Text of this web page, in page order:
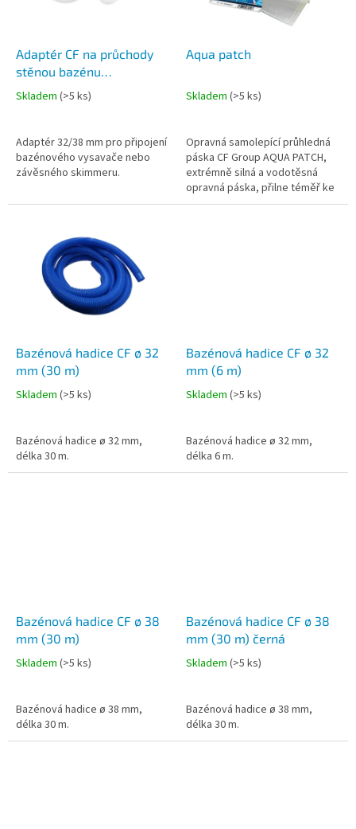
Adaptér CF na průchody
stěnou bazénu
QUICK/FRAME
Skladem (>5 ks)
Adaptér 32/38 mm pro připojení
bazénového vysavače nebo
závěsného skimmeru.
Aqua patch
Skladem (>5 ks)
Opravná samolepící průhledná
páska CF Group AQUA PATCH,
extrémně silná a vodotěsná
opravná páska, přilne téměř ke
všem materiálům, 7 x 10 cm. Lze
Bazénová hadice CF ø 32
mm (30 m)
Skladem (>5 ks)
Bazénová hadice ø 32 mm,
délka 30 m.
Bazénová hadice CF ø 32
mm (6 m)
Skladem (>5 ks)
Bazénová hadice ø 32 mm,
délka 6 m.
Bazénová hadice CF ø 38
mm (30 m)
Skladem (>5 ks)
Bazénová hadice ø 38 mm,
délka 30 m.
Bazénová hadice CF ø 38
mm (30 m) černá
Skladem (>5 ks)
Bazénová hadice ø 38 mm,
délka 30 m.